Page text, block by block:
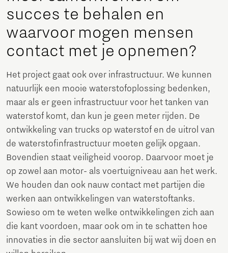
succes te behalen en
waarvoor mogen mensen
contact met je opnemen?
Het project gaat ook over infrastructuur. We kunnen
natuurlijk een mooie waterstofoplossing bedenken,
maar als er geen infrastructuur voor het tanken van
waterstof komt, dan kun je geen meter rijden. De
ontwikkeling van trucks op waterstof en de uitrol van
de waterstofinfrastructuur moeten gelijk opgaan.
Bovendien staat veiligheid voorop. Daarvoor moet je
op zowel aan motor- als voertuigniveau aan het werk.
We houden dan ook nauw contact met partijen die
werken aan ontwikkelingen van waterstoftanks.
Sowieso om te weten welke ontwikkelingen zich aan
die kant voordoen, maar ook om in te schatten hoe
innovaties in die sector aansluiten bij wat wij doen en